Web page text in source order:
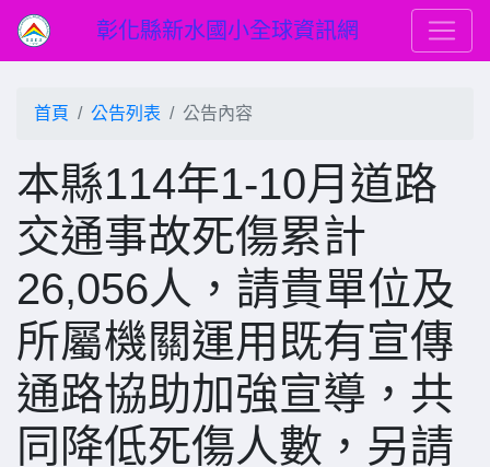
彰化縣新水國小全球資訊網
首頁 公告列表 公告內容
本縣114年1-10月道路
交通事故死傷累計
26,056人，請貴單位及
所屬機關運用既有宣傳
通路協助加強宣導，共
同降低死傷人數，另請